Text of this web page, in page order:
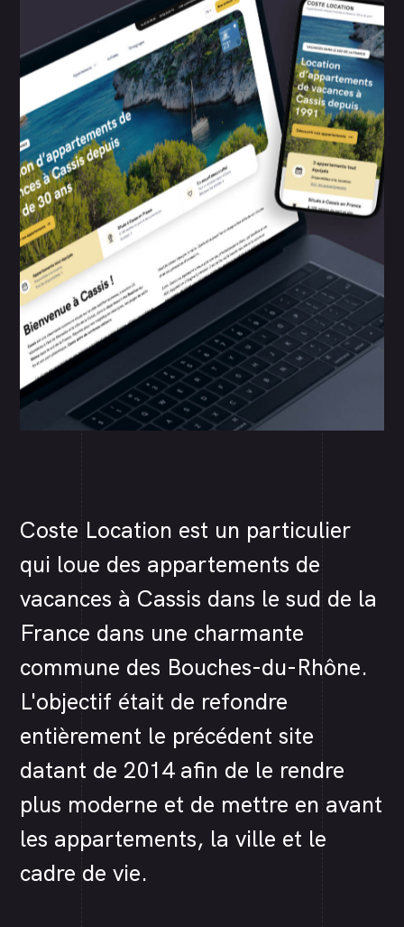
Coste Location est un particulier
qui loue des appartements de
vacances à Cassis dans le sud de la
France dans une charmante
commune des Bouches-du-Rhône.
L'objectif était de refondre
entièrement le précédent site
datant de 2014 afin de le rendre
plus moderne et de mettre en avant
les appartements, la ville et le
cadre de vie.